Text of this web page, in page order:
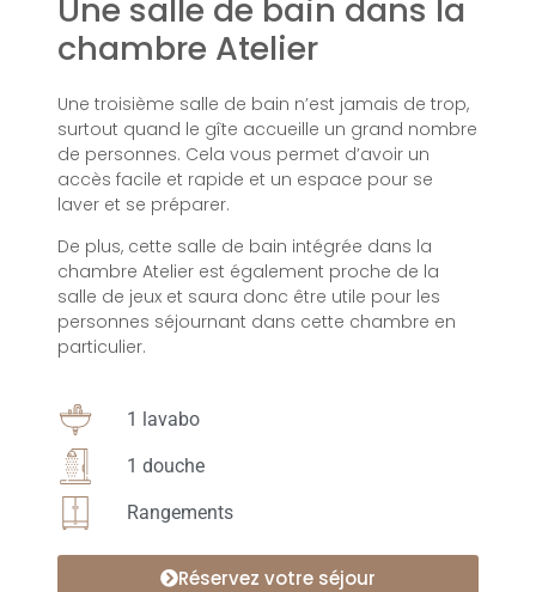
Une salle de bain dans la
chambre Atelier
Une troisième salle de bain n’est jamais de trop,
surtout quand le gîte accueille un grand nombre
de personnes. Cela vous permet d’avoir un
accès facile et rapide et un espace pour se
laver et se préparer.
De plus, cette salle de bain intégrée dans la
chambre Atelier est également proche de la
salle de jeux et saura donc être utile pour les
personnes séjournant dans cette chambre en
particulier.
1 lavabo
1 douche
Rangements
Réservez votre séjour